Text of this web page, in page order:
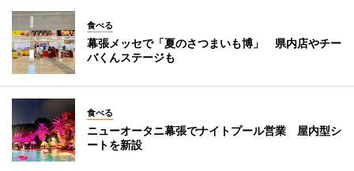
食べる
幕張メッセで「夏のさつまいも博」 県内店やチー
バくんステージも
食べる
ニューオータニ幕張でナイトプール営業 屋内型シ
ートを新設